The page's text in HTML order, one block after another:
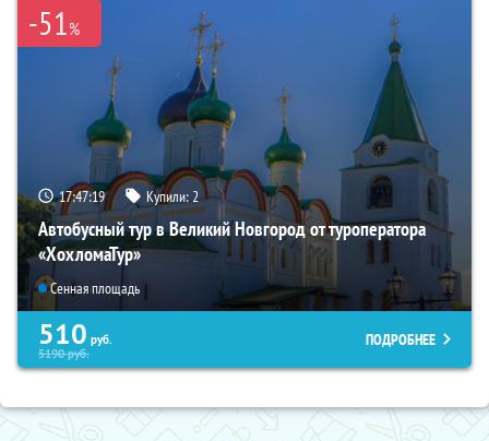
-51%
17:47:18 Купили:2
Автобусный тур в Великий Новгород от туроператора
«ХохломаТур»
Сенная площадь
510 руб.
5190руб.
ПОДРОБНЕЕ